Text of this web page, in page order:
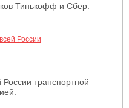
Тинькофф и Сбер.
России транспортной